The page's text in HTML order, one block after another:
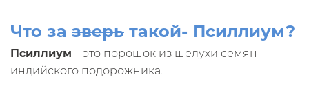
Что за зверь такой- Псиллиум?
Псиллиум – это порошок из шелухи семян
индийского подорожника.